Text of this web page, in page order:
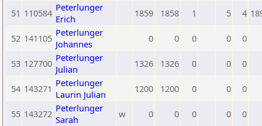
51 110584 Peterlunger
Erich
1859 1858 1 5 4
52 141105 Peterlunger
Johannes
0 0 0 0 0
53 127700 Peterlunger
Julian
1326 1326 0 0 0
54 143271 Peterlunger
Laurin Julian
1200 1200 0 0 0
55 143272 Peterlunger
Sarah
w 0 0 0 0
0